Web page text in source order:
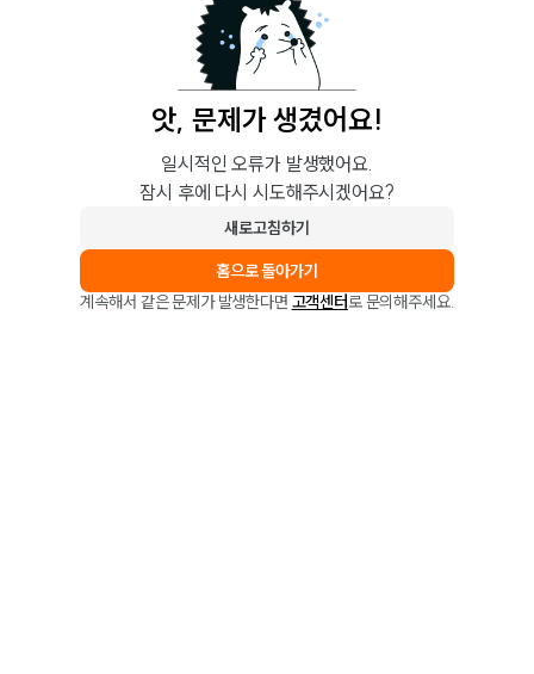
앗, 문제가 생겼어요!
일시적인 오류가 발생했어요.
잠시 후에 다시 시도해주시겠어요?
새로고침하기
홈으로 돌아가기
계속해서 같은 문제가 발생한다면 고객센터로 문의해주세요.